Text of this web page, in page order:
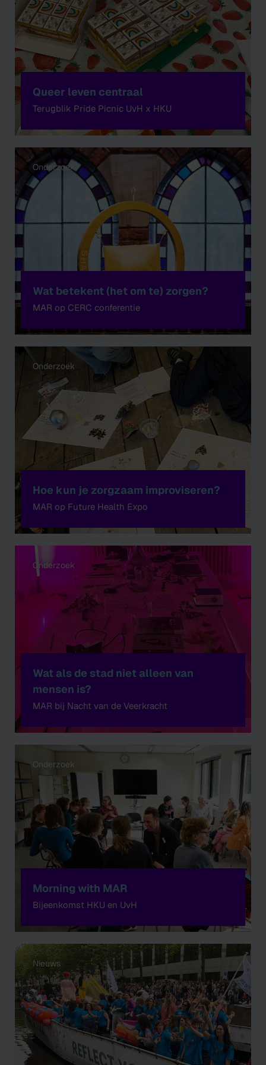
Queer leven centraal
Terugblik Pride Picnic UvH x HKU
Onderzoek
Wat betekent (het om te) zorgen?
MAR op CERC conferentie
Onderzoek
Hoe kun je zorgzaam improviseren?
MAR op Future Health Expo
Onderzoek
Wat als de stad niet alleen van
mensen is?
MAR bij Nacht van de Veerkracht
Onderzoek
Morning with MAR
Bijeenkomst HKU en UvH
Nieuws